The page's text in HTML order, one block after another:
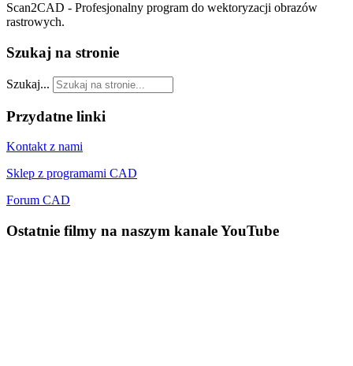
Scan2CAD - Profesjonalny program do wektoryzacji obrazów
rastrowych.
Szukaj na stronie
Szukaj...
Przydatne linki
Kontakt z nami
Sklep z programami CAD
Forum CAD
Ostatnie filmy na naszym kanale YouTube